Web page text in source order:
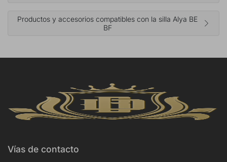
Productos y accesorios compatibles con la silla Alya BE
BF
Vías de contacto